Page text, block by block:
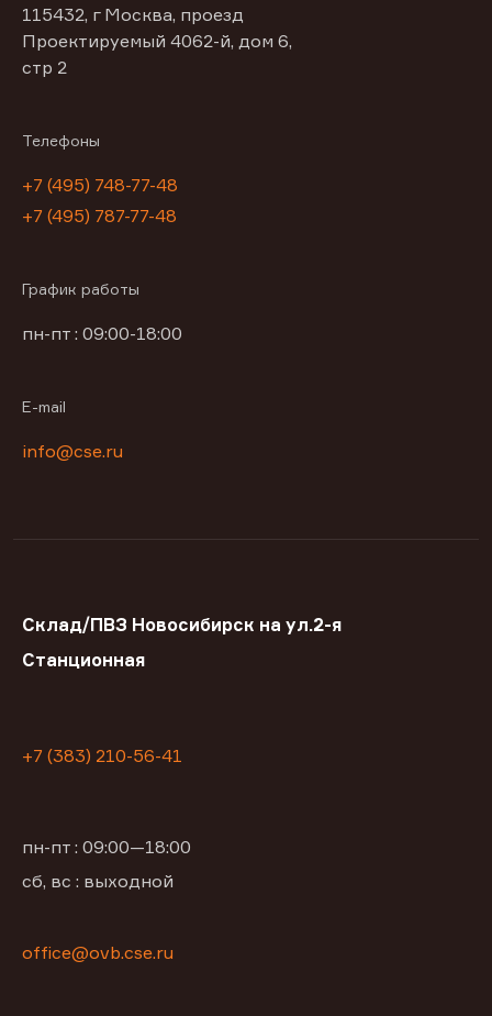
115432, г Москва, проезд
Проектируемый 4062-й, дом 6,
стр 2
Телефоны
+7 (495) 748-77-48
+7 (495) 787-77-48
График работы
пн-пт : 09:00-18:00
E-mail
info@cse.ru
Склад/ПВЗ Новосибирск на ул.2-я
Станционная
+7 (383) 210-56-41
пн-пт : 09:00—18:00
сб, вс : выходной
office@ovb.cse.ru